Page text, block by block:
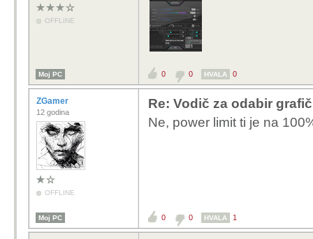
OFFLINE
Moj PC 0 0 HVALA 0
ZGamer
12 godina
OFFLINE
Re: Vodič za odabir
Ne, power limit ti je na
Moj PC 0 0 HVALA 1